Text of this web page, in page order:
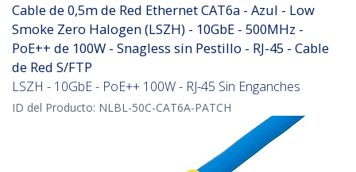
Cable de 0,5m de Red Ethernet CAT6a - Azul - Low
Smoke Zero Halogen (LSZH) - 10GbE - 500MHz -
PoE++ de 100W - Snagless sin Pestillo - RJ-45 - Cable
de Red S/FTP
LSZH - 10GbE - PoE++ 100W - RJ-45 Sin Enganches
ID del Producto: NLBL-50C-CAT6A-PATCH